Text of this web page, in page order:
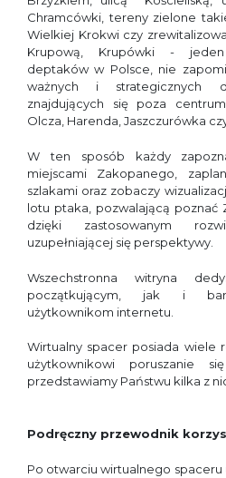
Chramcówki, tereny zielone
Wielkiej Krokwi czy
Krupową, Krupówki - jeden
deptaków w Polsce, nie
ważnych i strategicznych
znajdujących się poza
Olcza, Harenda, Jaszczurówka
W ten sposób każdy
miejscami Zakopanego,
szlakami oraz zobaczy
lotu ptaka, pozwalającą poznać
dzięki zastosowanym
uzupełniającej się perspektywy.
Wszechstronna witryna
początkującym, jak i
użytkownikom
Wirtualny spacer posiada wiele
użytkownikowi poruszanie
przedstawiamy Państwu kilka z
Podręczny przewodnik
Po otwarciu wirtualnego